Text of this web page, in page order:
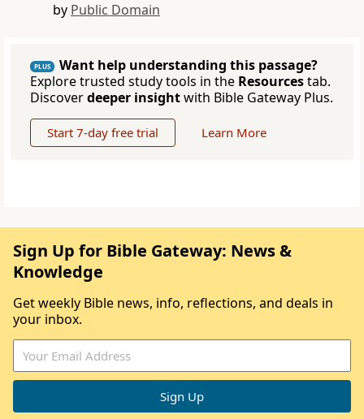
by Public Domain
PLUS
Want help understanding this passage?
Explore trusted study tools in the Resourcestab.
Discoverdeeper insightwith Bible Gateway Plus.
Start 7-day free trial Learn More
Sign Up for Bible Gateway: News &
Knowledge
Get weekly Bible news, info, reflections, and deals in
your inbox.